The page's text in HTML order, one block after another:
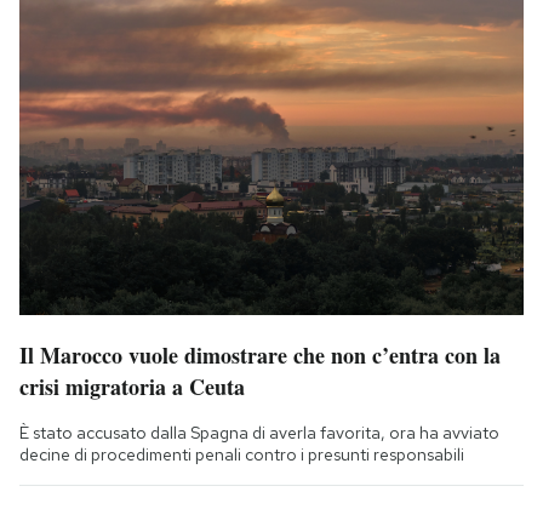
Il Marocco vuole dimostrare che non c’entra con la
crisi migratoria a Ceuta
È stato accusato dalla Spagna di averla favorita, ora ha avviato
decine di procedimenti penali contro i presunti responsabili